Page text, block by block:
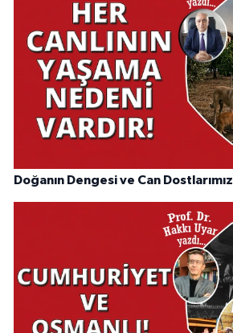
Doğanın Dengesi ve Can Dostlarımız